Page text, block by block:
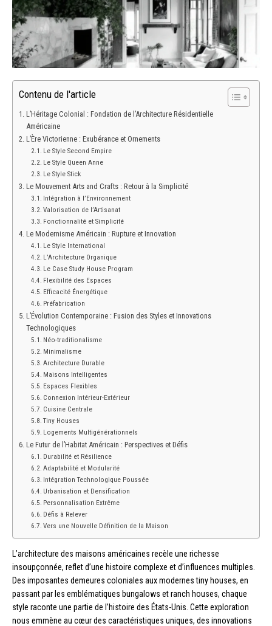
Contenu de l'article
L’Héritage Colonial : Fondation de l’Architecture Résidentielle
Américaine
L’Ère Victorienne : Exubérance et Ornements
Le Style Second Empire
Le Style Queen Anne
Le Style Stick
Le Mouvement Arts and Crafts : Retour à la Simplicité
Intégration à l’Environnement
Valorisation de l’Artisanat
Fonctionnalité et Simplicité
Le Modernisme Américain : Rupture et Innovation
Le Style International
L’Architecture Organique
Le Case Study House Program
Flexibilité des Espaces
Efficacité Énergétique
Préfabrication
L’Évolution Contemporaine : Fusion des Styles et Innovations
Technologiques
Néo-traditionalisme
Minimalisme
Architecture Durable
Maisons Intelligentes
Espaces Flexibles
Connexion Intérieur-Extérieur
Cuisine Centrale
Tiny Houses
Logements Multigénérationnels
Le Futur de l’Habitat Américain : Perspectives et Défis
Durabilité et Résilience
Adaptabilité et Modularité
Intégration Technologique Poussée
Urbanisation et Densification
Personnalisation Extrême
Défis à Relever
Vers une Nouvelle Définition de la Maison
L’architecture des maisons américaines recèle une richesse
insoupçonnée, reflet d’une histoire complexe et d’influences multiples.
Des imposantes demeures coloniales aux modernes tiny houses, en
passant par les emblématiques bungalows et ranch houses, chaque
style raconte une partie de l’histoire des États-Unis. Cette exploration
nous emmène au cœur des caractéristiques uniques, des innovations